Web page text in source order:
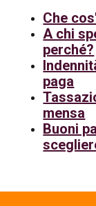
Che
A chi
perché?
paga
mensa
Buoni